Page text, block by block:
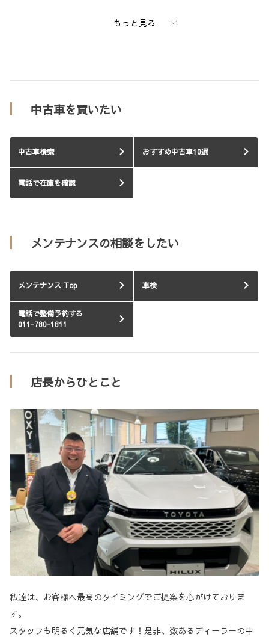
もっと見る
中古車を買いたい
中古車検索 おすすめ中古車10選
電話で在庫を確認
メンテナンスの相談をしたい
メンテナンス Top 車検
電話で整備予約する
011-780-1811
店長からひとこと
私達は、お客様へ最高のタイミングでご提案を心がけておりま
す。
スタッフも明るく元気な店舗です！是非、数あるディーラーの中